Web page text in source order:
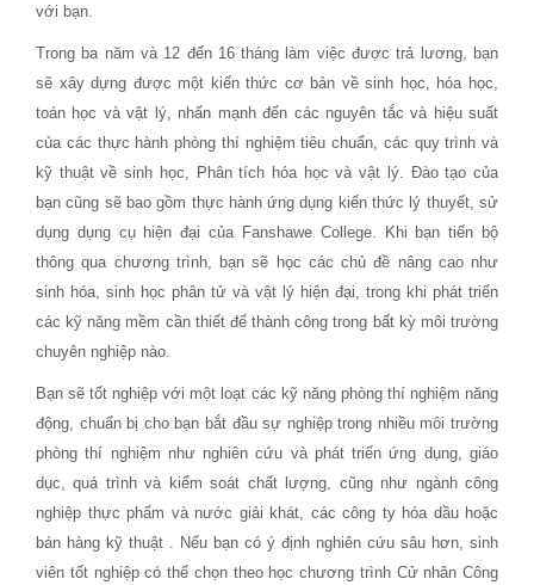
với bạn.
Trong ba năm và 12 đến 16 tháng làm việc được trả lương, bạn
sẽ xây dựng được một kiến ​​thức cơ bản về sinh học, hóa học,
toán học và vật lý, nhấn mạnh đến các nguyên tắc và hiệu suất
của các thực hành phòng thí nghiệm tiêu chuẩn, các quy trình và
kỹ thuật về sinh học, Phân tích hóa học và vật lý. Đào tạo của
bạn cũng sẽ bao gồm thực hành ứng dụng kiến ​​thức lý thuyết, sử
dụng dụng cụ hiện đại của Fanshawe College. Khi bạn tiến bộ
thông qua chương trình, bạn sẽ học các chủ đề nâng cao như
sinh hóa, sinh học phân tử và vật lý hiện đại, trong khi phát triển
các kỹ năng mềm cần thiết để thành công trong bất kỳ môi trường
chuyên nghiệp nào.
Bạn sẽ tốt nghiệp với một loạt các kỹ năng phòng thí nghiệm năng
động, chuẩn bị cho bạn bắt đầu sự nghiệp trong nhiều môi trường
phòng thí nghiệm như nghiên cứu và phát triển ứng dụng, giáo
dục, quá trình và kiểm soát chất lượng, cũng như ngành công
nghiệp thực phẩm và nước giải khát, các công ty hóa dầu hoặc
bán hàng kỹ thuật . Nếu bạn có ý định nghiên cứu sâu hơn, sinh
viên tốt nghiệp có thể chọn theo học chương trình Cử nhân Công